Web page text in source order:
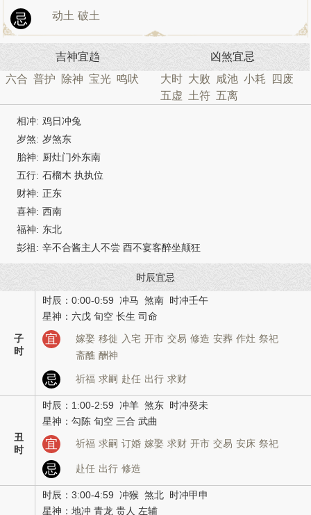
忌 动土 破土
吉神宜趋
六合 普护 除神 宝光 鸣吠
凶煞宜忌
大时 大败 咸池 小耗
四废
五虚 土符 五离
相冲: 鸡日冲兔
岁煞: 岁煞东
胎神: 厨灶门外东南
五行: 石榴木 执执位
财神: 正东
喜神: 西南
福神: 东北
彭祖: 辛不合酱主人不尝 酉不宴客醉坐颠狂
时辰宜忌
子
时
时辰：0:00-0:59 冲马 煞南 时冲壬午
星神：六戊 旬空 长生 司命
宜 嫁娶 移徙 入宅 开市 交易 修造 安葬 作灶 祭祀
斋醮 酬神
忌 祈福 求嗣 赴任 出行 求财
丑
时
时辰：1:00-2:59 冲羊 煞东 时冲癸未
星神：勾陈 旬空 三合 武曲
宜 祈福 求嗣 订婚 嫁娶 求财 开市 交易 安床 祭祀
忌 赴任 出行 修造
时辰：3:00-4:59 冲猴 煞北 时冲甲申
星神：地冲 青龙 贵人 左辅